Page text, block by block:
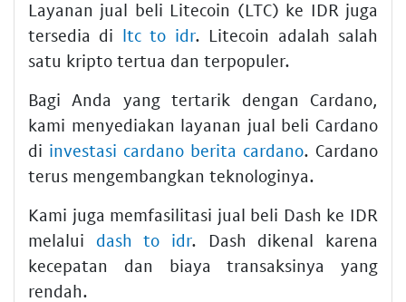
Layanan jual beli Litecoin (LTC) ke IDR juga
tersedia di ltc to idr. Litecoin adalah salah
satu kripto tertua dan terpopuler.
Bagi Anda yang tertarik dengan Cardano,
kami menyediakan layanan jual beli Cardano
di investasi cardano berita cardano. Cardano
terus mengembangkan teknologinya.
Kami juga memfasilitasi jual beli Dash ke IDR
melalui dash to idr. Dash dikenal karena
kecepatan dan biaya transaksinya yang
rendah.